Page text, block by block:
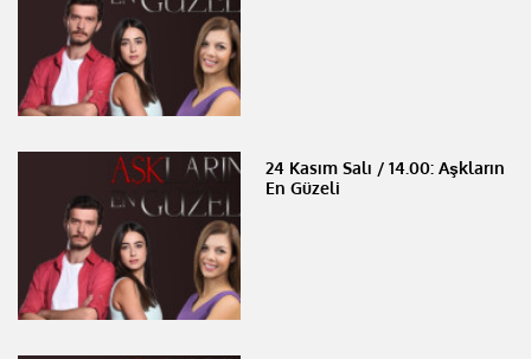
24 Kasım Salı / 14.00: Aşkların
En Güzeli